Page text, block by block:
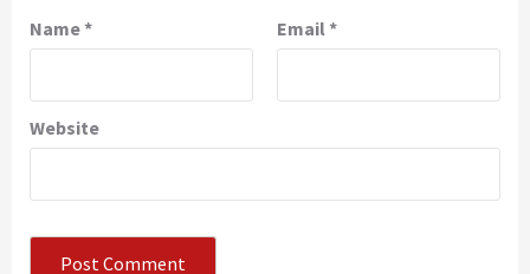
Name* Email*
Website